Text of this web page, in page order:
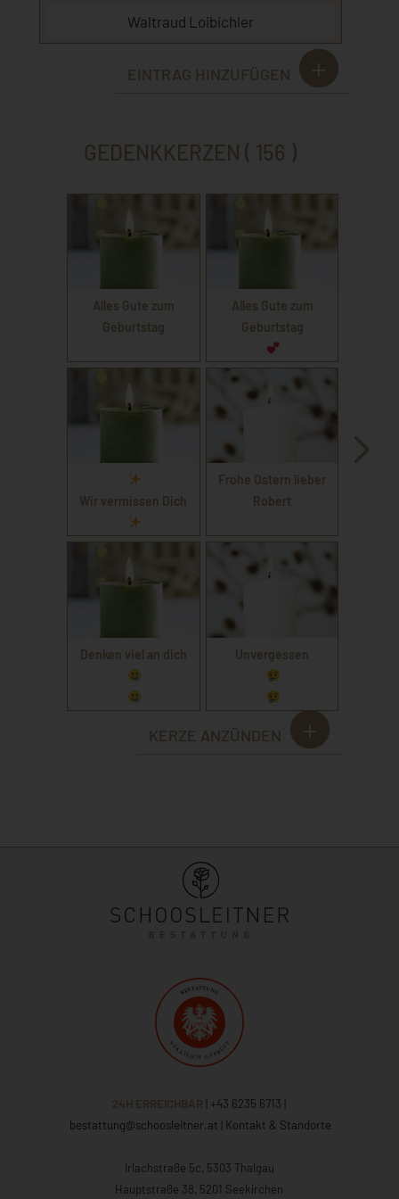
Waltraud Loibichler
EINTRAG HINZUFÜGEN
GEDENKKERZEN ( 156 )
Alles Gute zum
Geburtstag
Alles Gute zum
Geburtstag
Wir vermissen Dich
Frohe Ostern lieber
Robert
Denken viel an dich Unvergessen
KERZE ANZÜNDEN
24H ERREICHBAR | +43 6235 6713
bestattung@schoosleitner.at
Kontakt & Standorte
Irlachstraße 5c, 5303 Thalgau
Hauptstraße 38, 5201 Seekirchen